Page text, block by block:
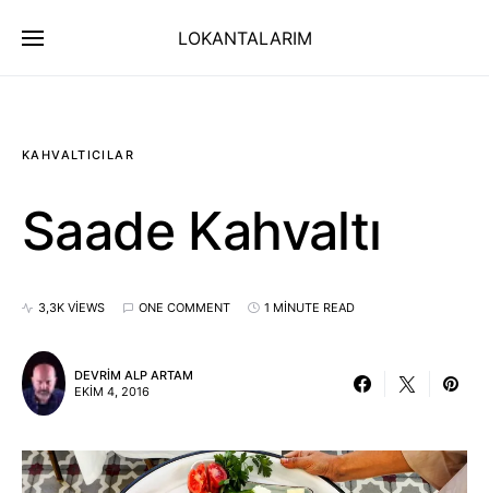
LOKANTALARIM
KAHVALTICILAR
Saade Kahvaltı
3,3K VIEWS ONE COMMENT 1 MINUTE READ
DEVRIM ALP ARTAM
EKIM 4, 2016